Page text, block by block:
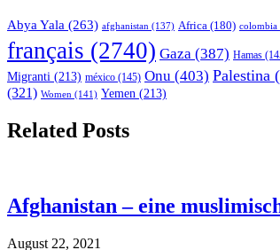
Abya Yala (263) afghanistan (137) Africa (180) colombia
français (2740) Gaza (387) Hamas
Migranti (213) méxico (145) Onu (403) Palestina
(321) Women (141) Yemen (213)
Related Posts
Afghanistan – eine
August 22, 2021